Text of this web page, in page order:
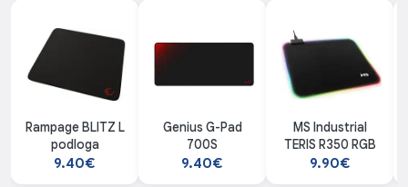
Rampage BLITZ L
podloga
9.40€
Genius G-Pad
700S
9.40€
MS Industrial
TERIS R350 RGB
9.90€